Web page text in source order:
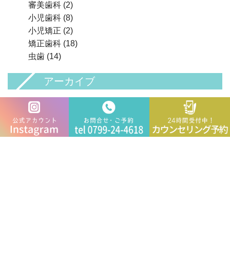
審美歯科 (2)
小児歯科 (8)
小児矯正 (2)
矯正歯科 (18)
虫歯 (14)
アーカイブ
2026年
2025年
2024年(21)